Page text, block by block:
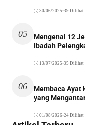
30/06/2025 •39 Dilihat
05
Mengenal 12
Ibadah
13/07/2025 •35 Dilihat
06
Membaca Ayat
yang
01/08/2026•24 Dilihat